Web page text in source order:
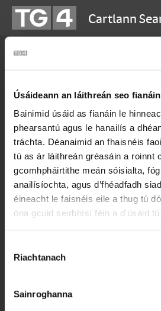
Úsáideann an láithreán seo fianáin
Bainimid úsáid as fianáin le
phearsantú agus le hanailís a
tráchta. Déanaimid an fhaisnéis
tú as ár láithreán gréasáin a roinnt
gcomhpháirtithe meán sóisialta,
anailísíochta, agus d’fhéadfadh
éineacht le faisnéis eile a thug tú
óna gcuid seirbhísí féin a d'úsáid tú.
Toilithe
Riachtanach
Sainroghanna
Cartlann
A B C
K L M
P Q R
U V W
Caitlín Ní Chualáin
Caitríona Ní Cheannabháin